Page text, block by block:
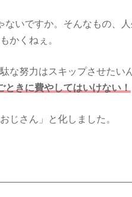
いですか。そんなもの、
かくねぇ。
な努力はスキップさせたい
きに費やしてはいけない！
じさん」と化しました。